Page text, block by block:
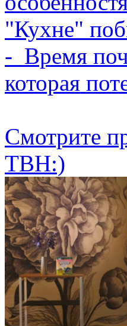
"Кухне"
- Время
которая
Смотрите
ТВН:)